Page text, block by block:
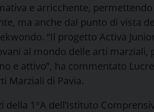
e arricchente,
ma anche dal punto di vista
“Il progetto Activa
al mondo delle arti
e attivo”, ha commentato
Marziali di Pavia.
della 1°A dell’Istituto